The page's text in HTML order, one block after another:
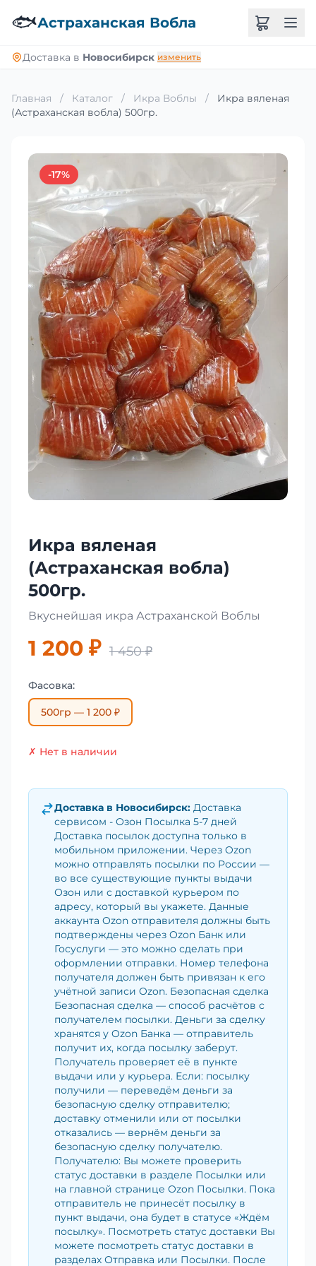
🐟Астраханская Вобла
Доставка в Новосибирск изменить
Главная / Каталог / Икра Воблы /
Икра вяленая
(Астраханская вобла) 500гр.
-17%
Икра вяленая
(Астраханская вобла)
500гр.
Вкуснейшая икра Астраханской Воблы
1 200 ₽ 1 450 ₽
Фасовка:
500гр — 1 200 ₽
✗ Нет в наличии
Доставка в Новосибирск: Доставка
сервисом - Озон Посылка 5-7 дней
Доставка посылок доступна только в
мобильном приложении. Через Ozon
можно отправлять посылки по России —
во все существующие пункты выдачи
Озон или с доставкой курьером по
адресу, который вы укажете. Данные
аккаунта Ozon отправителя должны быть
подтверждены через Ozon Банк или
Госуслуги — это можно сделать при
оформлении отправки. Номер телефона
получателя должен быть привязан к его
учётной записи Ozon. Безопасная сделка
Безопасная сделка — способ расчётов с
получателем посылки. Деньги за сделку
хранятся у Ozon Банка — отправитель
получит их, когда посылку заберут.
Получатель проверяет её в пункте
выдачи или у курьера. Если: посылку
получили — переведём деньги за
безопасную сделку отправителю;
доставку отменили или от посылки
отказались — вернём деньги за
безопасную сделку получателю.
Получателю: Вы можете проверить
статус доставки в разделе Посылки или
на главной странице Ozon Посылки. Пока
отправитель не принесёт посылку в
пункт выдачи, она будет в статусе «Ждём
посылку». Посмотреть статус доставки Вы
можете посмотреть статус доставки в
разделах Отправка или Посылки. После